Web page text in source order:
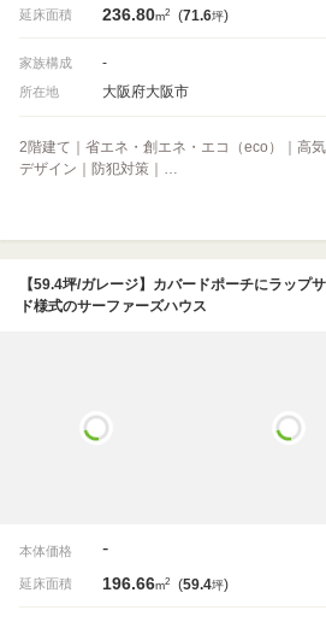
延床面積 236.80m2 (71.6坪)
家族構成 -
所在地 大阪府大阪市
2階建て｜省エネ・創エネ・エコ（eco）｜高
デザイン｜防犯対策｜…
【59.4坪/ガレージ】カバードポーチにラップ
ド様式のサーファーズハウス
本体価格 -
延床面積 196.66m2 (59.4坪)